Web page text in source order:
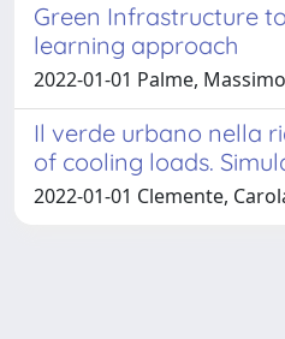
Green Infrastructure
learning approach
2022-01-01 Palme,
Il verde urbano nella
of cooling loads.
2022-01-01 Clemente,